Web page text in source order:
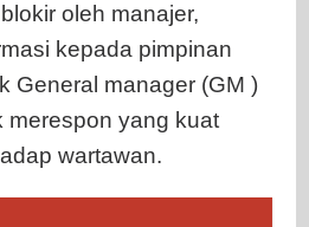
oleh manajer,
kepada pimpinan
General manager (GM )
merespon yang kuat
wartawan.